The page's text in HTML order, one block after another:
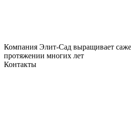
Компания Элит-Сад выращивает
протяжении многих лет
Контакты